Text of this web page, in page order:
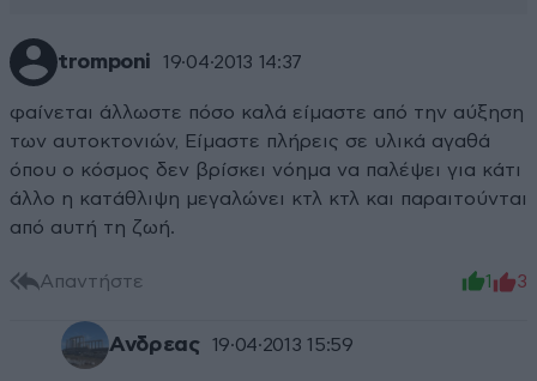
tromponi 19·04·2013 14:37
φαίνεται άλλωστε πόσο καλά είμαστε από την αύξηση
των αυτοκτονιών, Είμαστε πλήρεις σε υλικά αγαθά
όπου ο κόσμος δεν βρίσκει νόημα να παλέψει για κάτι
άλλο η κατάθλιψη μεγαλώνει κτλ κτλ και παραιτούνται
από αυτή τη ζωή.
Απαντήστε 1 3
Ανδρεας 19·04·2013 15:59